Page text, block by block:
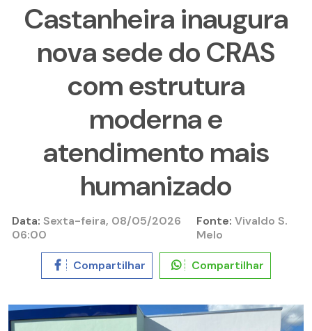
Castanheira inaugura
nova sede do CRAS
com estrutura
moderna e
atendimento mais
humanizado
Data: Sexta-feira, 08/05/2026
06:00
Fonte: Vivaldo S.
Melo
Compartilhar Compartilhar